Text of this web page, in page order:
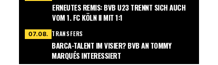
ERNEUTES REMIS: BVB U23 TRENNT SICH AUCH
VOM 1. FC KÖLN II MIT 1:1
07.08. TRANSFERS
BARCA-TALENT IM VISIER? BVB AN TOMMY
MARQUÉS INTERESSIERT